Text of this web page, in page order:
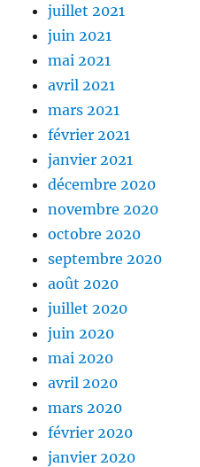
juillet 2021
juin 2021
mai 2021
avril 2021
mars 2021
février 2021
janvier 2021
décembre 2020
novembre 2020
octobre 2020
septembre 2020
août 2020
juillet 2020
juin 2020
mai 2020
avril 2020
mars 2020
février 2020
janvier 2020